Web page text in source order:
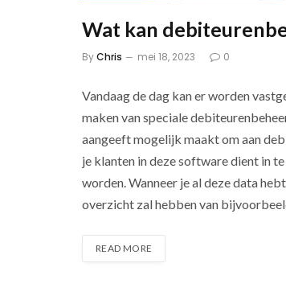
Wat kan
ByChris mei 18, 2023 0
Vandaag de dag kan er worden
maken van speciale
aangeeft mogelijk maakt om aan
je klanten in deze software dient in
worden. Wanneer je al deze data
overzicht zal hebben van
READ MORE